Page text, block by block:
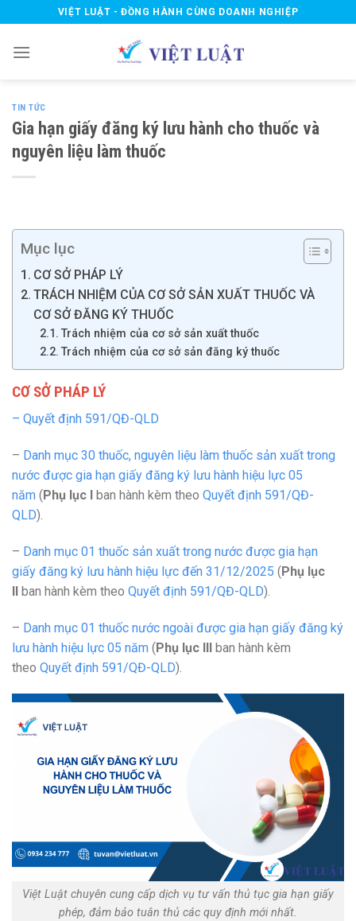
to
content
VIỆT LUẬT - ĐỒNG HÀNH CÙNG DOANH NGHIỆP
TIN TỨC
Gia hạn giấy đăng ký lưu hành cho thuốc và
nguyên liệu làm thuốc
Mục lục
CƠ SỞ PHÁP LÝ
TRÁCH NHIỆM CỦA CƠ SỞ SẢN XUẤT THUỐC VÀ
CƠ SỞ ĐĂNG KÝ THUỐC
Trách nhiệm của cơ sở sản xuất thuốc
Trách nhiệm của cơ sở sản đăng ký thuốc
CƠ SỞ PHÁP LÝ
– Quyết định 591/QĐ-QLD
– Danh mục 30 thuốc, nguyên liệu làm thuốc sản xuất trong
nước được gia hạn giấy đăng ký lưu hành hiệu lực 05
năm (Phụ lục I ban hành kèm theo Quyết định 591/QĐ-
QLD).
– Danh mục 01 thuốc sản xuất trong nước được gia hạn
giấy đăng ký lưu hành hiệu lực đến 31/12/2025 (Phụ lục
II ban hành kèm theo Quyết định 591/QĐ-QLD).
– Danh mục 01 thuốc nước ngoài được gia hạn giấy đăng ký
lưu hành hiệu lực 05 năm (Phụ lục III ban hành kèm
theo Quyết định 591/QĐ-QLD).
Việt Luật chuyên cung cấp dịch vụ tư vấn thủ tục gia hạn giấy
phép, đảm bảo tuân thủ các quy định mới nhất.